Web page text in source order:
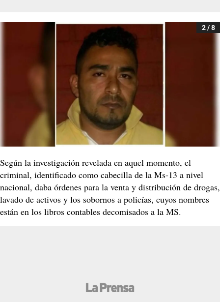
2 / 8
Según la investigación revelada en aquel momento, el
criminal, identificado como cabecilla de la Ms-13 a nivel
nacional, daba órdenes para la venta y distribución de drogas,
lavado de activos y los sobornos a policías, cuyos nombres
están en los libros contables decomisados a la MS.